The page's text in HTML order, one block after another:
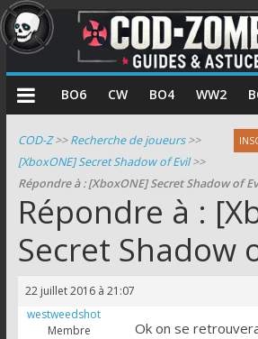
COD
Zombie
Guides
et
astuces
pour
le
zombie
de
BO6 CW BO4 WW2
COD-Z>>Recherche de joueurs>>
[XboxONE] Secret Shadow of Evil>>
Répondre à : [XboxONE] Secret Shadow of
Répondre à :
Secret Shadow
22 juillet 2016 à 21:07
westweedshot
Membre
Ok on se